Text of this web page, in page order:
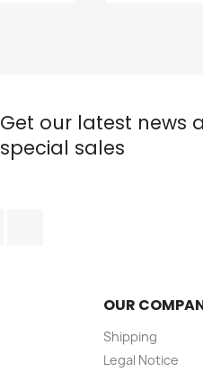
Get our latest news
special sales
OUR
Shipping
Legal Notice